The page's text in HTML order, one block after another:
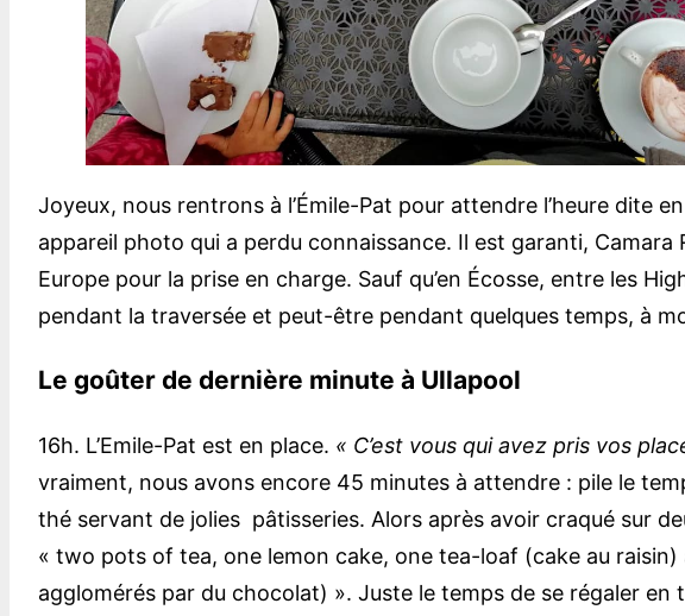
Joyeux, nous rentrons à l’Émile-Pat pour attendre l’heure dite
appareil photo qui a perdu connaissance. Il est garanti,
Europe pour la prise en charge. Sauf qu’en Écosse, entre les
pendant la traversée et peut-être pendant quelques temps, à
Le goûter de dernière minute à Ullapool
16h. L’Emile-Pat est en place. « C’est vous qui avez pris vos
vraiment, nous avons encore 45 minutes à attendre : pile le
thé servant de jolies pâtisseries. Alors après avoir craqué sur
« two pots of tea, one lemon cake, one tea-loaf (cake au
agglomérés par du chocolat) ». Juste le temps de se régaler en